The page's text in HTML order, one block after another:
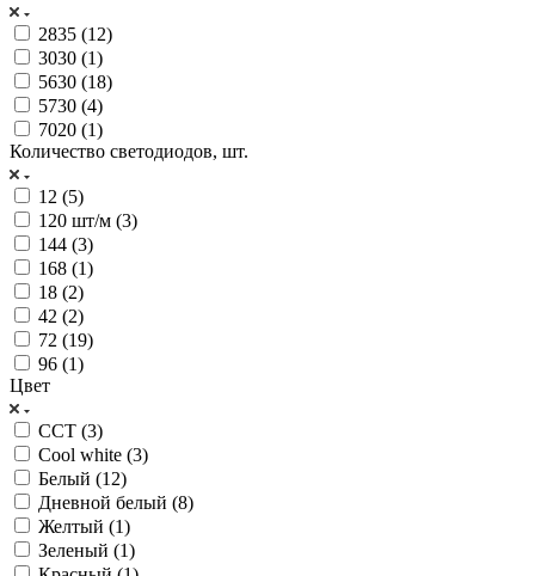
2835 (12)
3030 (1)
5630 (18)
5730 (4)
7020 (1)
Количество светодиодов, шт.
12 (5)
120 шт/м (3)
144 (3)
168 (1)
18 (2)
42 (2)
72 (19)
96 (1)
Цвет
CCT (3)
Cool white (3)
Белый (12)
Дневной белый (8)
Желтый (1)
Зеленый (1)